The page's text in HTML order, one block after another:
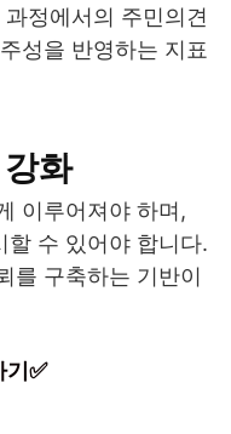
정에서의 주민의견
성을 반영하는 지표
화
이루어져야 하며,
할 수 있어야 합니다.
를 구축하는 기반이
기✅